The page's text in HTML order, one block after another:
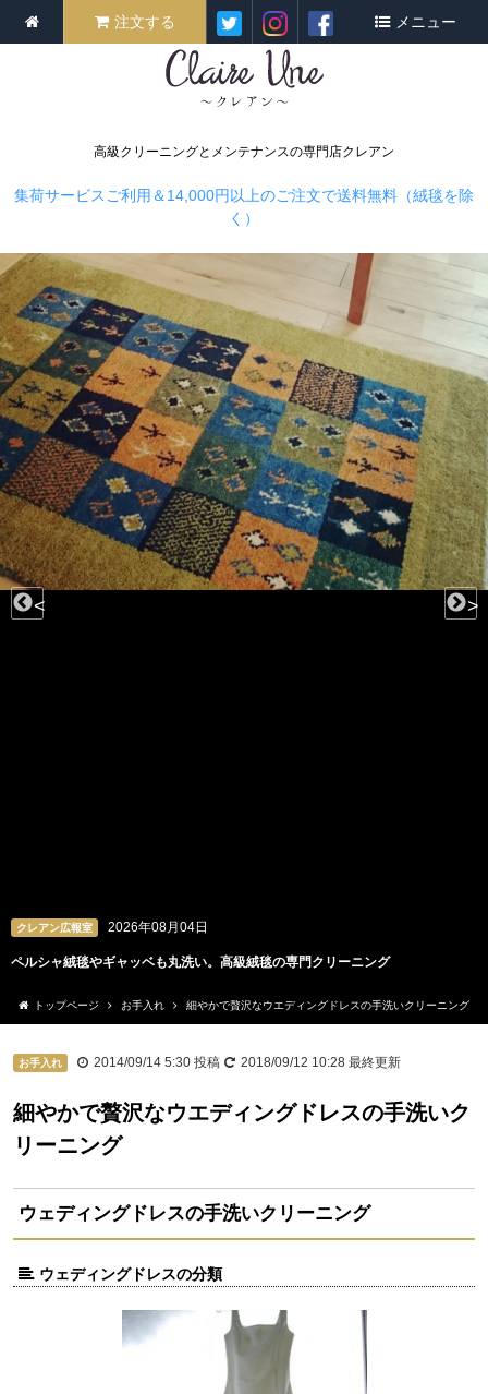
高級クリーニングとメンテナンスの専門店クレアン
注文する メニュー
集荷サービスご利用＆14,000円以上のご注文で送料無料（絨毯を除
く）
クレアン広報室 2026年08月03日
ビーズや羽根、チュールも。洗うのが難しいドレスの専門クリーニング
< >
トップページ お手入れ 細やかで贅沢なウエディングドレスの手洗いクリーニング
お手入れ 2014/09/14 5:30 投稿 2018/09/12 10:28 最終更新
細やかで贅沢なウエディングドレスの手洗いク
リーニング
ウェディングドレスの手洗いクリーニング
ウェディングドレスの分類